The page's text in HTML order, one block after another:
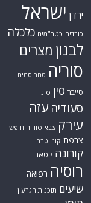
ירדן ישראל
כורדים כטב"מים כלכלה
לבנון מצרים
סוריה סחר סמים
סייבר סין סיני
סעודיה עזה
עירק צבא סוריה חופשי
צרפת קונייטרה
קורונה קטאר
רוסיה רפואה
שיעים תוכנית הגרעין